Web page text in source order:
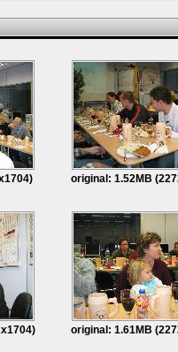
original: 1.52MB
original: 1.61MB